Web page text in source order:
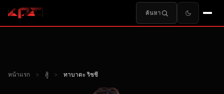
ค้นหา
หน้าแรก > สู้ > ทาบาตะ ริชชี